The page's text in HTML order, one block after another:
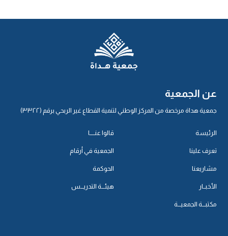
عن الجمعية
جمعية هداة مرخصة من المركز الوطني لتنمية القطاع غير الربحي برقم (٣٣٢٢)
الرئيسة
تعرف علينا
مشاريعنا
الأخبــار
مكتبـــة الجمعيـــة
قالوا عنـــــا
الجمعية في أرقام
الحوكمة
هيئـــة التدريـــس